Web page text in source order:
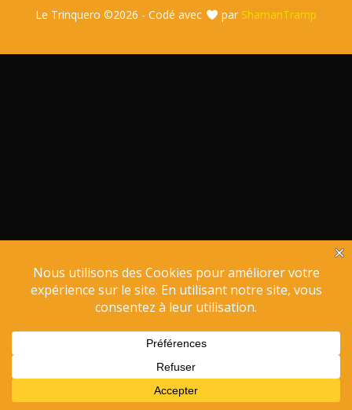
Le Trinquero ©2026 - Codé avec par ShamanTramp